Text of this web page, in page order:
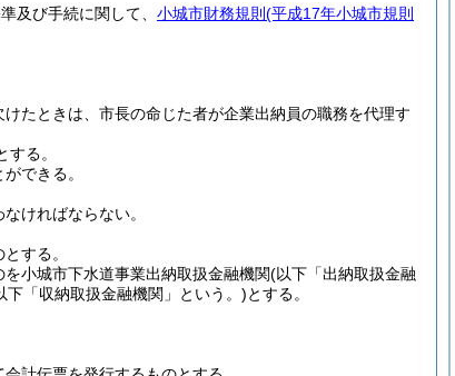
及び手続に関して、 小城市財務規則 (平成17年小城市規則
たときは、市長の命じた者が企業出納員の職務を代理す
る。
できる。
ければならない。
する。
小城市下水道事業出納取扱金融機関(以下「出納取扱金融
下「収納取扱金融機関」という。)とする。